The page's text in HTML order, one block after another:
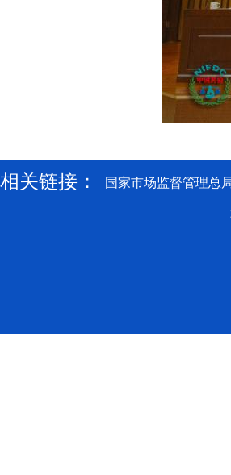
相关链接： 国家市场监督管理总